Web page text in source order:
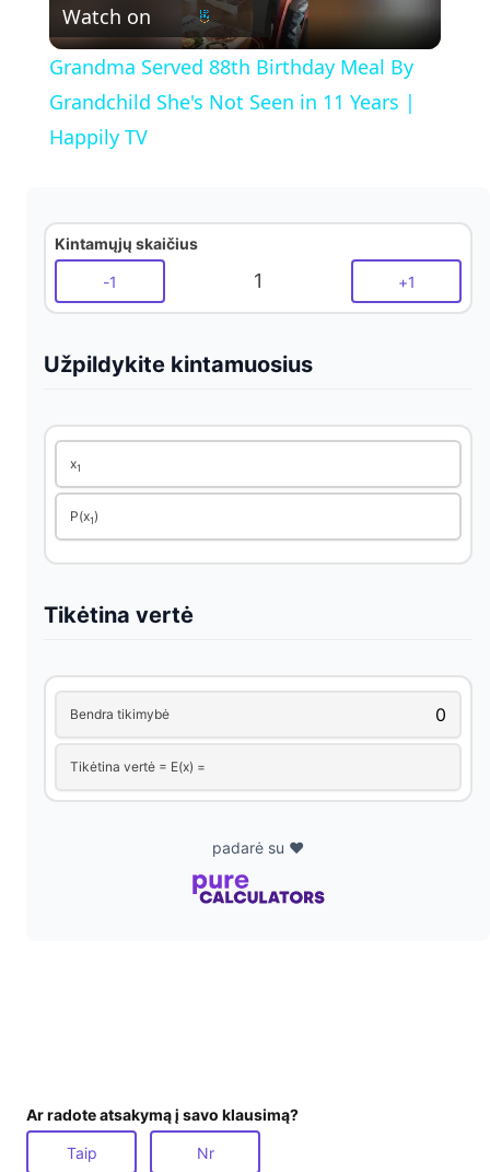
l
a
V
d
e
o
Watch on
Grandma Served 88th Birthday Meal By
Grandchild She's Not Seen in 11 Years |
Happily TV
Kintamųjų skaičius
-1 1 +1
Užpildykite kintamuosius
x1
P(x1)
Tikėtina vertė
Bendra tikimybė
Tikėtina vertė = E(x) =
padarė su ❤️
Ar radote atsakymą į savo klausimą?
Taip Nr